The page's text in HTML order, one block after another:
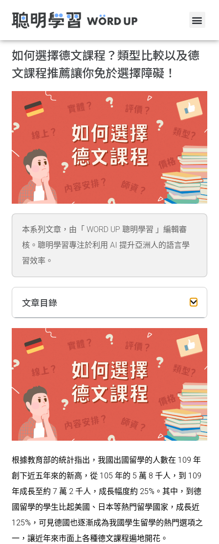
如何選擇德文課程？類型比較以及德
文課程推薦讓你免於選擇障礙！
本系列文章，由「 WORD UP 聰明學習 」編輯審
核。聰明學習專注於利用 AI 提升亞洲人的語言學
習效率。
文章目錄
根據教育部的統計指出，我國出國留學的人數在 109 年
創下近五年來的新高，從 105 年的 5 萬 8 千人，到 109
年成長至約 7 萬 2 千人，成長幅度約 25%。其中，到德
國留學的學生比起美國、日本等熱門留學國家，成長近
125%，可見德國也逐漸成為我國學生留學的熱門選項之
一，讓近年來市面上各種德文課程遍地開花。